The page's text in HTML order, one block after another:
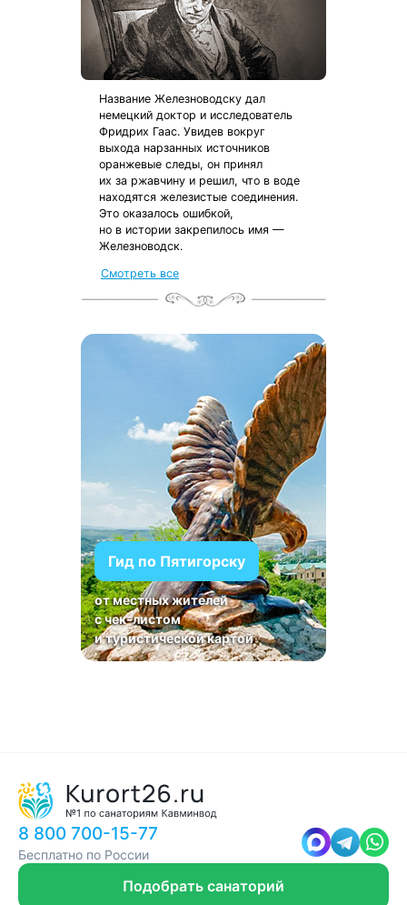
Название Железноводску дал
немецкий доктор и исследователь
Фридрих Гаас. Увидев вокруг
выхода нарзанных источников
оранжевые следы, он принял
их за ржавчину и решил, что в воде
находятся железистые соединения.
Это оказалось ошибкой,
но в истории закрепилось имя —
Железноводск.
Смотреть все
Гид по Пятигорску
от местных жителей
с чек-листом
и туристической картой
8 800 700-15-77
Бесплатно по России
Подобрать санаторий